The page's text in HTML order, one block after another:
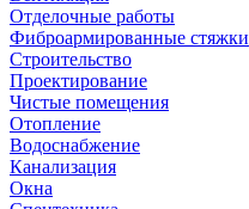
Отделочные работы
Фиброармированные стяжки
Строительство
Проектирование
Чистые помещения
Отопление
Водоснабжение
Канализация
Окна